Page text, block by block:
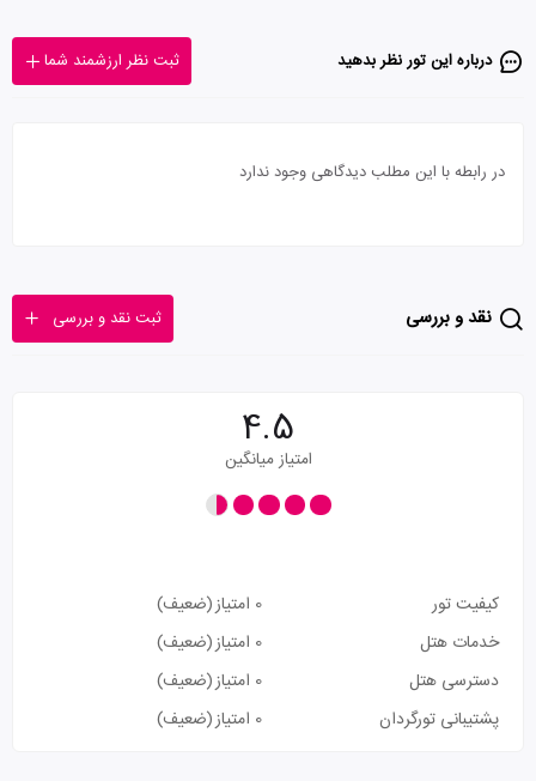
درباره این تور‌ نظر بدهید ثبت نظر ارزشمند شما
در رابطه با این مطلب دیدگاهی وجود ندارد
نقد و بررسی ثبت نقد و بررسی
4.5
امتیاز میانگین
کیفیت تور 0 امتیاز
(ضعیف)
خدمات هتل
0 امتیاز
(ضعیف)
دسترسی هتل
0 امتیاز
(ضعیف)
پشتیبانی تورگردان
0 امتیاز (ضعیف)